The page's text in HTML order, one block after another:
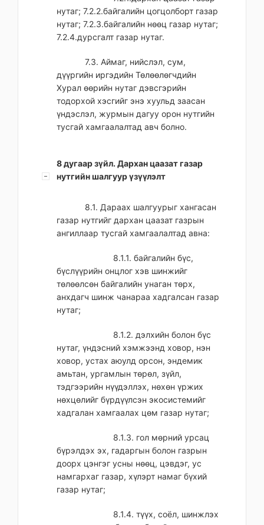
нутаг; 7.2.2.байгалийн цогцолборт газар
нутаг; 7.2.3.байгалийн нөөц газар нутаг;
7.2.4.дурсгалт газар нутаг.
7.3. Аймаг, нийслэл, сум,
дүүргийн иргэдийн Төлөөлөгчдийн
Хурал өөрийн нутаг дэвсгэрийн
тодорхой хэсгийг энэ хуульд заасан
үндэслэл, журмын дагуу орон нутгийн
тусгай хамгаалалтад авч болно.
8 дугаар зүйл. Дархан цаазат газар
нутгийн шалгуур үзүүлэлт
8.1. Дараах шалгуурыг хангасан
газар нутгийг дархан цаазат газрын
ангиллаар тусгай хамгаалалтад авна:
8.1.1. байгалийн бүс,
бүслүүрийн онцлог хэв шинжийг
төлөөлсөн байгалийн унаган төрх,
анхдагч шинж чанараа хадгалсан газар
нутаг;
8.1.2. дэлхийн болон бүс
нутаг, үндэсний хэмжээнд ховор, нэн
ховор, устах аюулд орсон, эндемик
амьтан, ургамлын төрөл, зүйл,
тэдгээрийн нүүдэллэх, нөхөн үржих
нөхцөлийг бүрдүүлсэн экосистемийг
хадгалан хамгаалах цөм газар нутаг;
8.1.3. гол мөрний урсац
бүрэлдэх эх, гадаргын болон газрын
доорх цэнгэг усны нөөц, цэвдэг, ус
намгархаг газар, хүлэрт намаг бүхий
газар нутаг;
8.1.4. түүх, соёл, шинжлэх